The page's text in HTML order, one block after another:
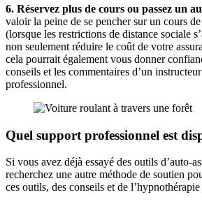
6. Réservez plus de cours ou passez un
valoir la peine de se pencher sur un cours
(lorsque les restrictions de distance sociale
non seulement réduire le coût de votre
cela pourrait également vous donner
conseils et les commentaires d’un
professionnel.
Quel support professionnel est
Si vous avez déjà essayé des outils d’auto-
recherchez une autre méthode de soutien
ces outils, des conseils et de